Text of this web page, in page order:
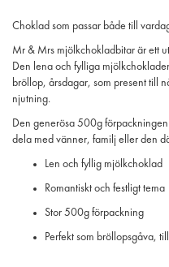
Choklad som passar både till
Mr & Mrs mjölkchokladbitar är ett
Den lena och fylliga
bröllop, årsdagar, som present till
njutning.
Den generösa 500g
dela med vänner, familj eller den
Len och fyllig mjölkchoklad
Romantiskt och festligt tema
Stor 500g förpackning
Perfekt som bröllopsgåva,